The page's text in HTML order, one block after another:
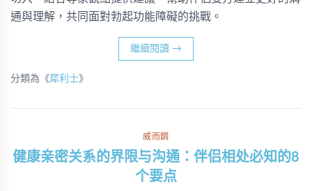
通與理解，共同面對勃起功能障礙的挑戰。
繼續閱讀 →
分類為《犀利士》
威而鋼
健康亲密关系的界限与沟通：伴侣相处必知的8
个要点